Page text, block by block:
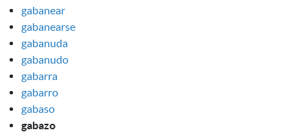
gabanear
gabanearse
gabanuda
gabanudo
gabarra
gabarro
gabaso
gabazo